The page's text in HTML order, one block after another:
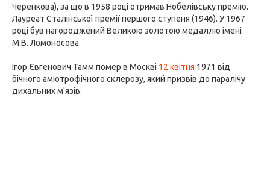
Черенкова), за що в 1958 році отримав Нобелівську премію.
Лауреат Сталінської премії першого ступеня (1946). У 1967
році був нагороджений Великою золотою медаллю імені
М.В. Ломоносова.
Ігор Євгенович Тамм помер в Москві 12 квітня 1971 від
бічного аміотрофічного склерозу, який призвів до паралічу
дихальних м'язів.